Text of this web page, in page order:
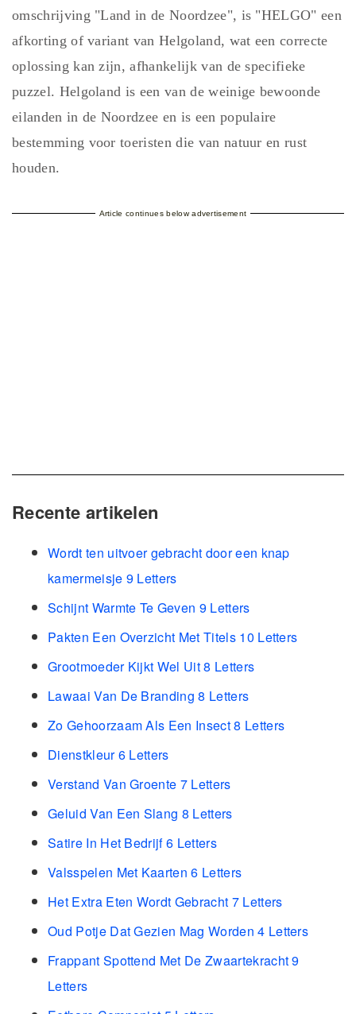
omschrijving "Land in de Noordzee", is "HELGO" een
afkorting of variant van Helgoland, wat een correcte
oplossing kan zijn, afhankelijk van de specifieke
puzzel. Helgoland is een van de weinige bewoonde
eilanden in de Noordzee en is een populaire
bestemming voor toeristen die van natuur en rust
houden.
Article continues below advertisement
Recente artikelen
Wordt ten uitvoer gebracht door een knap
kamermeisje 9 Letters
Schijnt Warmte Te Geven 9 Letters
Pakten Een Overzicht Met Titels 10 Letters
Grootmoeder Kijkt Wel Uit 8 Letters
Lawaai Van De Branding 8 Letters
Zo Gehoorzaam Als Een Insect 8 Letters
Dienstkleur 6 Letters
Verstand Van Groente 7 Letters
Geluid Van Een Slang 8 Letters
Satire In Het Bedrijf 6 Letters
Valsspelen Met Kaarten 6 Letters
Het Extra Eten Wordt Gebracht 7 Letters
Oud Potje Dat Gezien Mag Worden 4 Letters
Frappant Spottend Met De Zwaartekracht 9
Letters